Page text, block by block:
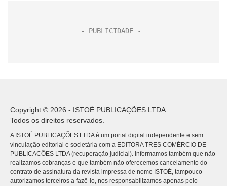
Copyright © 2026 - ISTOÉ PUBLICAÇÕES LTDA
Todos os direitos reservados.
A ISTOÉ PUBLICAÇÕES LTDA é um portal digital independente e sem
vinculação editorial e societária com a EDITORA TRES COMÉRCIO DE
PUBLICACÕES LTDA (recuperação judicial). Informamos também que não
realizamos cobranças e que também não oferecemos cancelamento do
contrato de assinatura da revista impressa de nome ISTOÉ, tampouco
autorizamos terceiros a fazê-lo, nos responsabilizamos apenas pelo